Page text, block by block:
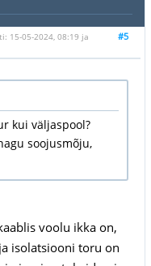
#5
15-05-2024, 08:19 ja
kui väljaspool?
soojusmõju,
voolu ikka on,
isolatsiooni toru on